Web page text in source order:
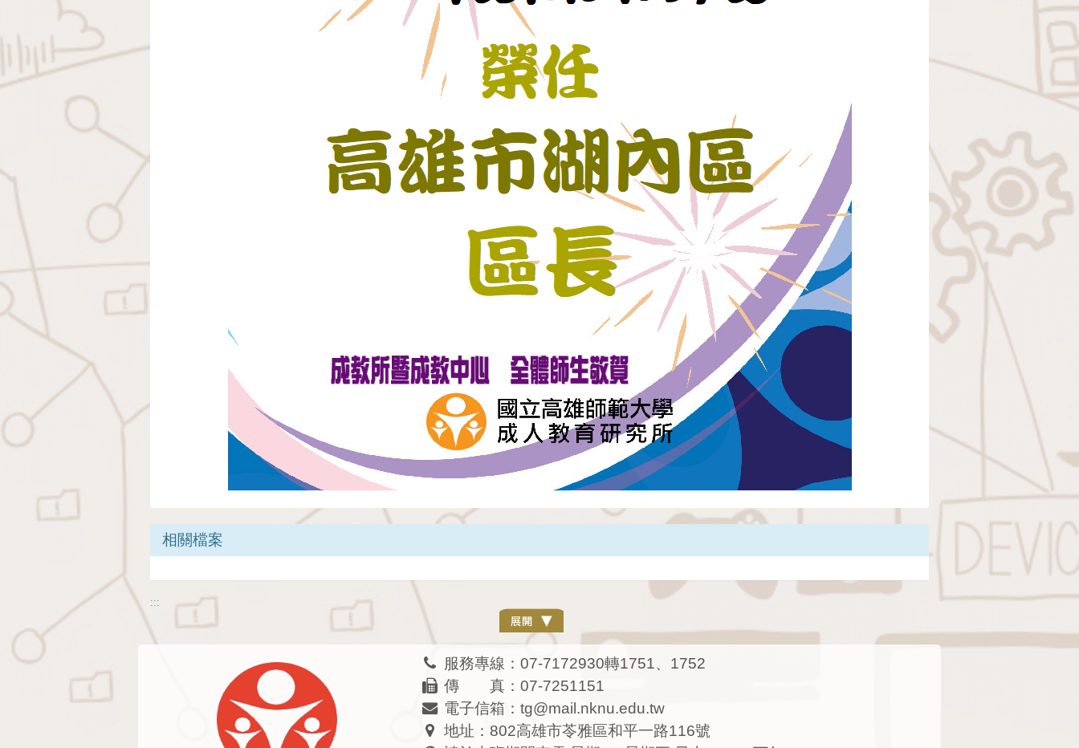
相關檔案
:::
服務專線：07-7172930轉1751、1752
傳 真：07-7251151
電子信箱：tg@mail.nknu.edu.tw
地址：802高雄市苓雅區和平一路116號